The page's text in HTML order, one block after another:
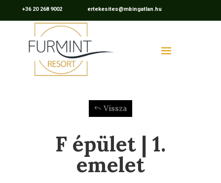
+36 20 268 9002 ertekesites@mbingatlan.hu
Vissza
F épület | 1.
emelet